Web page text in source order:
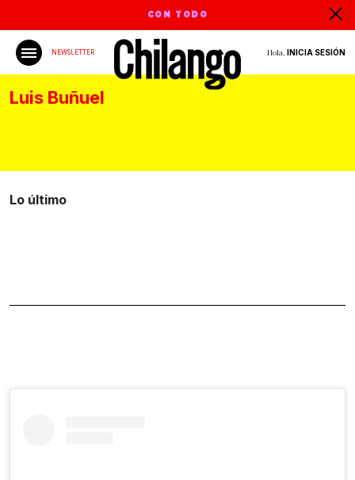
CON TODO
NEWSLETTER Hola, INICIA SESIÓN
Luis Buñuel
Lo último